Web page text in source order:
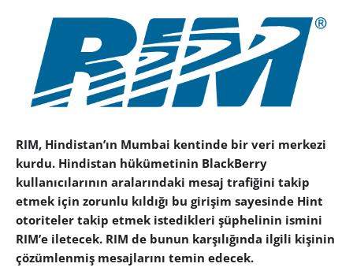
RIM, Hindistan’ın Mumbai kentinde bir veri merkezi
kurdu. Hindistan hükümetinin BlackBerry
kullanıcılarının aralarındaki mesaj trafiğini takip
etmek için zorunlu kıldığı bu girişim sayesinde Hint
otoriteler takip etmek istedikleri şüphelinin ismini
RIM’e iletecek. RIM de bunun karşılığında ilgili kişinin
çözümlenmiş mesajlarını temin edecek.